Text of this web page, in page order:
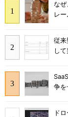
な
レ
従
し
争を
ド